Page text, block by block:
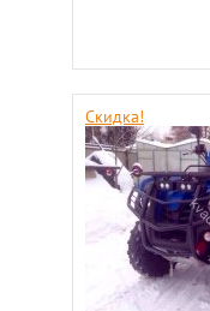
Скидка!